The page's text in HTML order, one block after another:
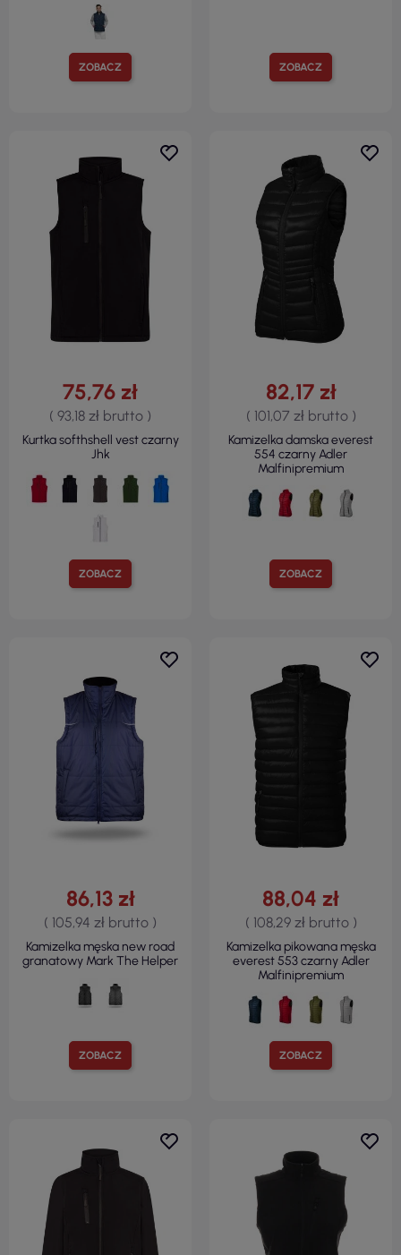
ZOBACZ ZOBACZ
ZOBACZ
75,76 zł
( 93,18 zł brutto )
Kurtka softhshell vest czarny
Jhk
ZOBACZ
82,17 zł
( 101,07 zł brutto )
Kamizelka damska everest
554 czarny Adler
Malfinipremium
ZOBACZ
86,13 zł
( 105,94 zł brutto )
Kamizelka męska new road
granatowy Mark The Helper
ZOBACZ
88,04 zł
( 108,29 zł brutto )
Kamizelka pikowana męska
everest 553 czarny Adler
Malfinipremium